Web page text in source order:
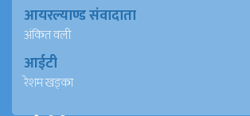
आयरल्याण्ड संवादाता
अंकित वली
आईटी
रेशम खड्का